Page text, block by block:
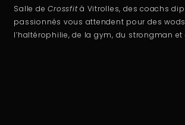
Salle deCrossfità Vitrolles, des coachs
passionnés vous attendent pour des
l’haltérophilie, de la gym, du strongman et